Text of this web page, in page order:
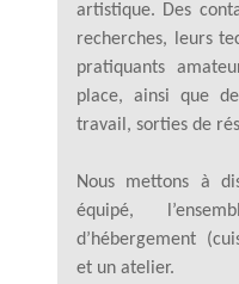
artistique. Des
recherches, leurs
pratiquants
place, ainsi que
travail, sorties de
Nous mettons à
équipé,
d’hébergement
et un atelier.